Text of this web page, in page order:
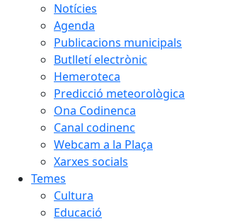
Notícies
Agenda
Publicacions municipals
Butlletí electrònic
Hemeroteca
Predicció meteorològica
Ona Codinenca
Canal codinenc
Webcam a la Plaça
Xarxes socials
Temes
Cultura
Educació